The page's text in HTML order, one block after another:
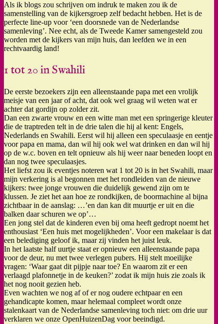
Als ik blogs zou schrijven om indruk te maken zou ik de
samenstelling van de kijkersgroep zelf bedacht hebben. Het is de
perfecte line-up voor ‘een doorsnede van de Nederlandse
samenleving’. Nee echt, als de Tweede Kamer samengesteld zou
worden met de kijkers van mijn huis, dan leefden we in een
rechtvaardig land!
1 tot 20 in Swahili
De eerste bezoekers zijn een alleenstaande papa met een vrolijk
meisje van een jaar of acht, dat ook wel graag wil weten wat er
achter dat gordijn op zolder zit.
Dan een zwarte vrouw en een witte man met een springerige kleuter
die de traptreden telt in de drie talen die hij al kent: Engels,
Nederlands en Swahili. Eerst wil hij alleen een speculaasje en eentje
voor papa en mama, dan wil hij ook wel wat drinken en dan wil hij
op de w.c. boven en telt opnieuw als hij weer naar beneden loopt en
dan nog twee speculaasjes.
Het liefst zou ik eventjes noteren wat 1 tot 20 is in het Swahili, maar
mijn verkering is al begonnen met het rondleiden van de nieuwe
kijkers: twee jonge vrouwen die duidelijk gewend zijn om te
klussen. Je ziet het aan hoe ze rondkijken, de boormachine al bijna
zichtbaar in de aanslag: …’en dan kan dit muurtje er uit en die
balken daar schuren we op’…
Een jong stel dat de kinderen even bij oma heeft gedropt noemt het
enthousiast ‘Een huis met mogelijkheden’. Voor een makelaar is dat
een belediging geloof ik, maar zij vinden het juist leuk.
In het laatste half uurtje staat er opnieuw een alleenstaande papa
voor de deur, nu met twee verlegen pubers. Hij stelt moeilijke
vragen: ‘Waar gaat dit pijpje naar toe? En waarom zit er een
verlaagd plafonnetje in de keuken?’ zodat ik mijn huis zie zoals ik
het nog nooit gezien heb.
Even wachten we nog af of er nog oudere echtpaar en een
gehandicapte komen, maar helemaal compleet wordt onze
stalenkaart van de Nederlandse samenleving toch niet: om drie uur
verklaren we onze OpenHuizenDag voor beeindigd.